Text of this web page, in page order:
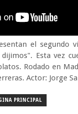
el segundo
Esta vez
Rodado en
Actor: Jorge
PRINCIPAL